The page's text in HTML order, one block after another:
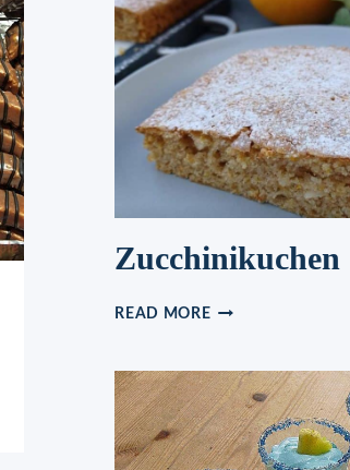
Zucchinikuchen
READ MOREZUCCHINIKUCHEN